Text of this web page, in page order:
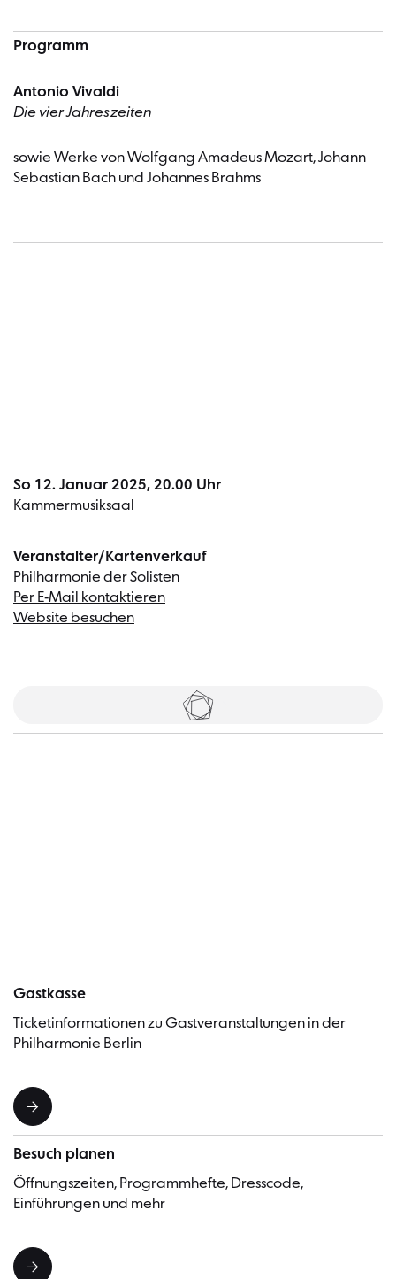
Programm
Antonio Vivaldi
Die vier Jahreszeiten
sowie Werke von Wolfgang Amadeus Mozart, Johann
Sebastian Bach und Johannes Brahms
So 12. Januar 2025, 20.00 Uhr
Kammermusiksaal
Veranstalter/Kartenverkauf
Philharmonie der Solisten
Per E-Mail kontaktieren
Website besuchen
Tickets
Gastkasse
Ticketinformationen zu Gastveranstaltungen in der
Philharmonie Berlin
Besuch planen
Öffnungszeiten, Programmhefte, Dresscode,
Einführungen und mehr